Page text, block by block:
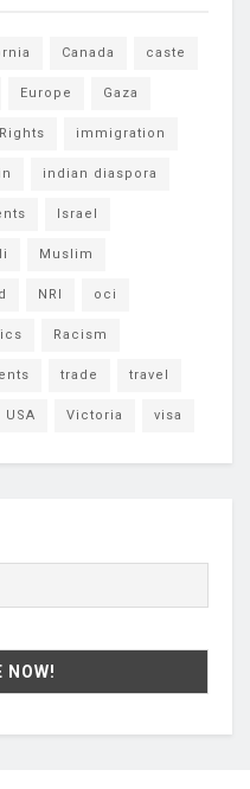
Canada caste
Europe Gaza
immigration
indian diaspora
Israel
Muslim
NRI oci
Racism
trade travel
USA Victoria visa